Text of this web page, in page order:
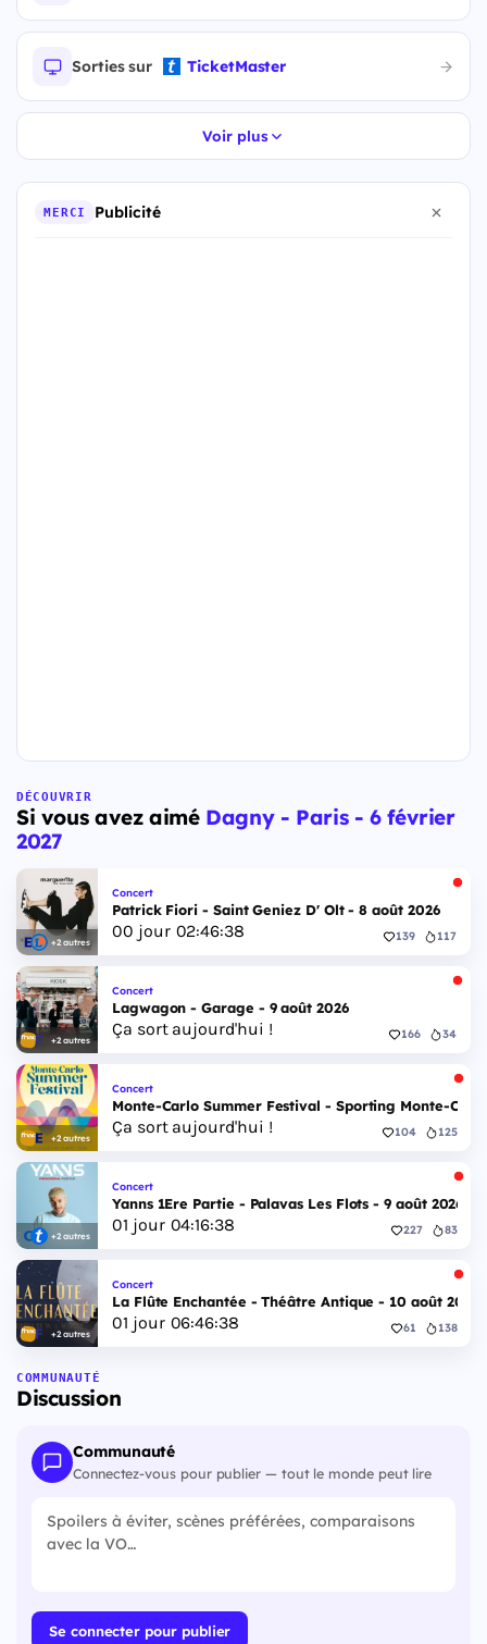
Sorties sur TicketMaster
Voir plus
MERCI Publicité
DÉCOUVRIR
Si vous avez aimé Dagny - Paris - 6 février
2027
+2 autres
Concert
Patrick Fiori - Saint Geniez D' Olt - 8 août 2026
00 jour 02:46:37 139 117
+2 autres
Concert
Lagwagon - Garage - 9 août 2026
Ça sort aujourd'hui ! 166 34
+2 autres
Concert
Monte-Carlo Summer Festival - Sporting Monte-
Ça sort aujourd'hui ! 104 125
+2 autres
Concert
Yanns 1Ere Partie - Palavas Les Flots - 9 août 2026
01 jour 04:16:37 227 83
+2 autres
Concert
La Flûte Enchantée - Théâtre Antique - 10 août 2026
01 jour 06:46:37 61 138
COMMUNAUTÉ
Discussion
Communauté
Connectez-vous pour publier — tout le monde peut lire
Se connecter pour publier